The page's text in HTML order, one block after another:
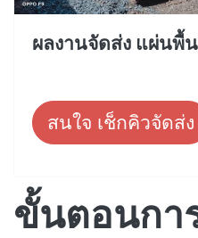
ผลงานจัดส่ง แผ่นพื้น
สนใจ เช็กคิวจัดส่ง
ขั้นตอนกา